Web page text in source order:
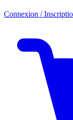
Connexion /